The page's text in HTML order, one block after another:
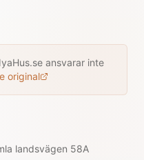
ansvarar inte
original
landsvägen 58A